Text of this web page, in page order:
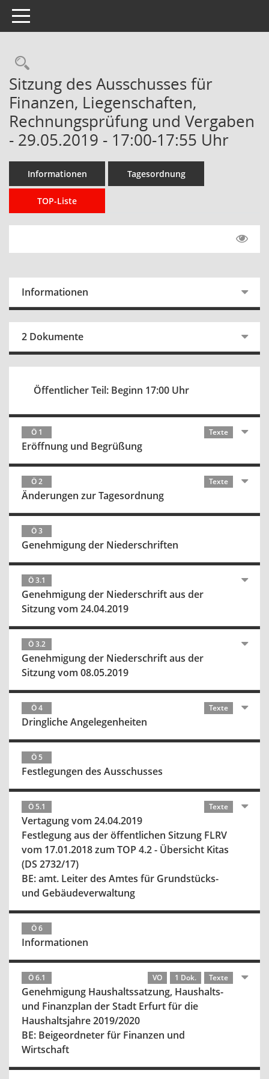
Toggle navigation
Rechercheauswahl
Sitzung des Ausschusses für
Finanzen, Liegenschaften,
Rechnungsprüfung und Vergaben
- 29.05.2019 - 17:00-17:55 Uhr
Informationen Tagesordnung
TOP-Liste
Informationen
2 Dokumente
Öffentlicher Teil: Beginn 17:00 Uhr
Ö 1 Texte
Eröffnung und Begrüßung
Ö 2 Texte
Änderungen zur Tagesordnung
Ö 3
Genehmigung der Niederschriften
Ö 3.1
Genehmigung der Niederschrift aus der
Sitzung vom 24.04.2019
Ö 3.2
Genehmigung der Niederschrift aus der
Sitzung vom 08.05.2019
Ö 4 Texte
Dringliche Angelegenheiten
Ö 5
Festlegungen des Ausschusses
Ö 5.1 Texte
Vertagung vom 24.04.2019
Festlegung aus der öffentlichen Sitzung FLRV
vom 17.01.2018 zum TOP 4.2 - Übersicht Kitas
(DS 2732/17)
BE: amt. Leiter des Amtes für Grundstücks-
und Gebäudeverwaltung
Ö 6
Informationen
Ö 6.1 VO 1 Dok. Texte
Genehmigung Haushaltssatzung, Haushalts-
und Finanzplan der Stadt Erfurt für die
Haushaltsjahre 2019/2020
BE: Beigeordneter für Finanzen und
Wirtschaft